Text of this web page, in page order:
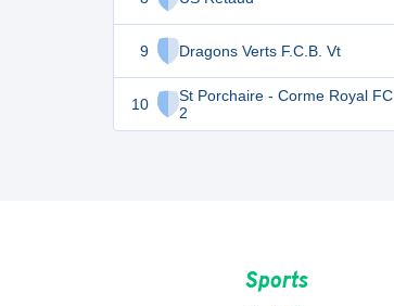
9 Dragons Verts F.C.B. Vt
10
St Porchaire - Corme Royal FC
2
Sports